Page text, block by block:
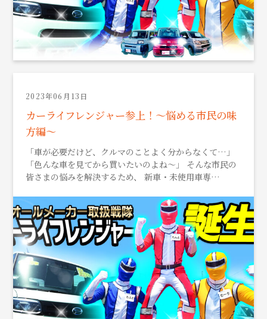
2023年06月13日
カーライフレンジャー参上！～悩める市民の味
方編～
「車が必要だけど、クルマのことよく分からなくて…」
「色んな車を見てから買いたいのよね～」 そんな市民の
皆さまの悩みを解決するため、 新車・未使用車専…